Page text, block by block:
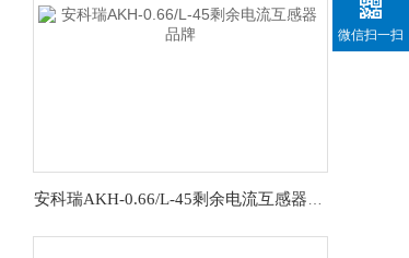
微信扫一扫